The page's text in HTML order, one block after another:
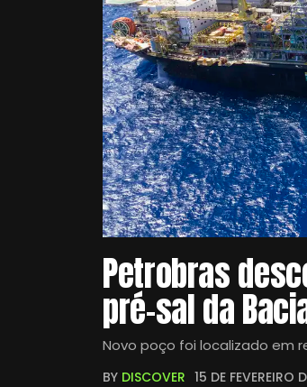
Petrobras
pré-sal da
Novo poço foi localizado em
BY DISCOVER 15 DE FEVEREIRO